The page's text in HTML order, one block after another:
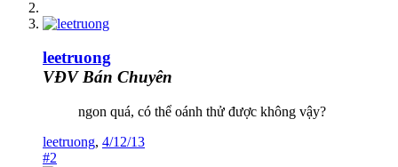
leetruong
VĐV Bán Chuyên
ngon quá, có thể oánh thử được không vậy?
leetruong, 4/12/13
#2